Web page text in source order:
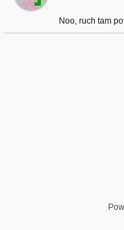
Noo, ruch tam